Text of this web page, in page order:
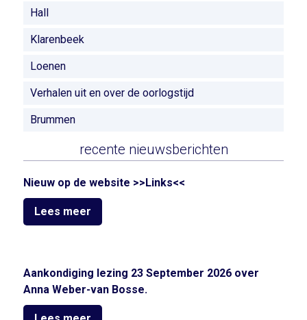
Hall
Klarenbeek
Loenen
Verhalen uit en over de oorlogstijd
Brummen
recente nieuwsberichten
Nieuw op de website >>Links<<
Lees meer
Aankondiging lezing 23 September 2026 over
Anna Weber-van Bosse.